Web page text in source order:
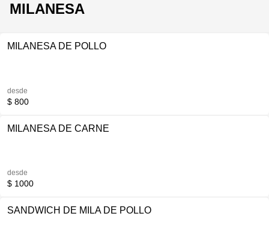
MILANESA
MILANESA DE POLLO
desde
$ 800
MILANESA DE CARNE
desde
$ 1000
SANDWICH DE MILA DE POLLO